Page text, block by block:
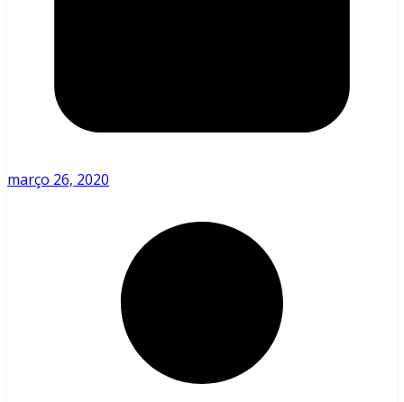
março 26, 2020